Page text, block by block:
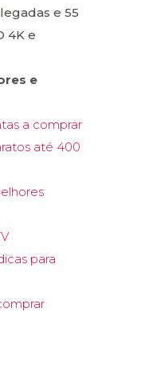
e 55
4K e
e
a comprar
até 400
para